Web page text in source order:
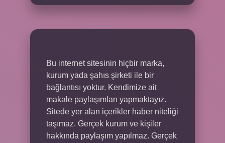
Bu internet sitesinin hiçbir marka,
kurum yada şahıs şirketi ile bir
bağlantısı yoktur. Kendimize ait
makale paylaşımları yapmaktayız.
Sitede yer alan içerikler haber niteliği
taşımaz. Gerçek kurum ve kişiler
hakkında paylaşım yapılmaz. Gerçek